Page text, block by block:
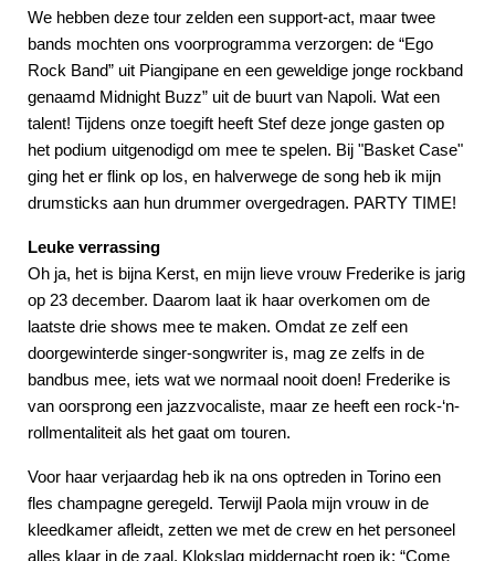
We hebben deze tour zelden een support-act, maar twee
bands mochten ons voorprogramma verzorgen: de “Ego
Rock Band” uit Piangipane en een geweldige jonge rockband
genaamd Midnight Buzz” uit de buurt van Napoli. Wat een
talent! Tijdens onze toegift heeft Stef deze jonge gasten op
het podium uitgenodigd om mee te spelen. Bij "Basket Case"
ging het er flink op los, en halverwege de song heb ik mijn
drumsticks aan hun drummer overgedragen. PARTY TIME!
Leuke verrassing
Oh ja, het is bijna Kerst, en mijn lieve vrouw Frederike is jarig
op 23 december. Daarom laat ik haar overkomen om de
laatste drie shows mee te maken. Omdat ze zelf een
doorgewinterde singer-songwriter is, mag ze zelfs in de
bandbus mee, iets wat we normaal nooit doen! Frederike is
van oorsprong een jazzvocaliste, maar ze heeft een rock-‘n-
rollmentaliteit als het gaat om touren.
Voor haar verjaardag heb ik na ons optreden in Torino een
fles champagne geregeld. Terwijl Paola mijn vrouw in de
kleedkamer afleidt, zetten we met de crew en het personeel
alles klaar in de zaal. Klokslag middernacht roep ik: “Come